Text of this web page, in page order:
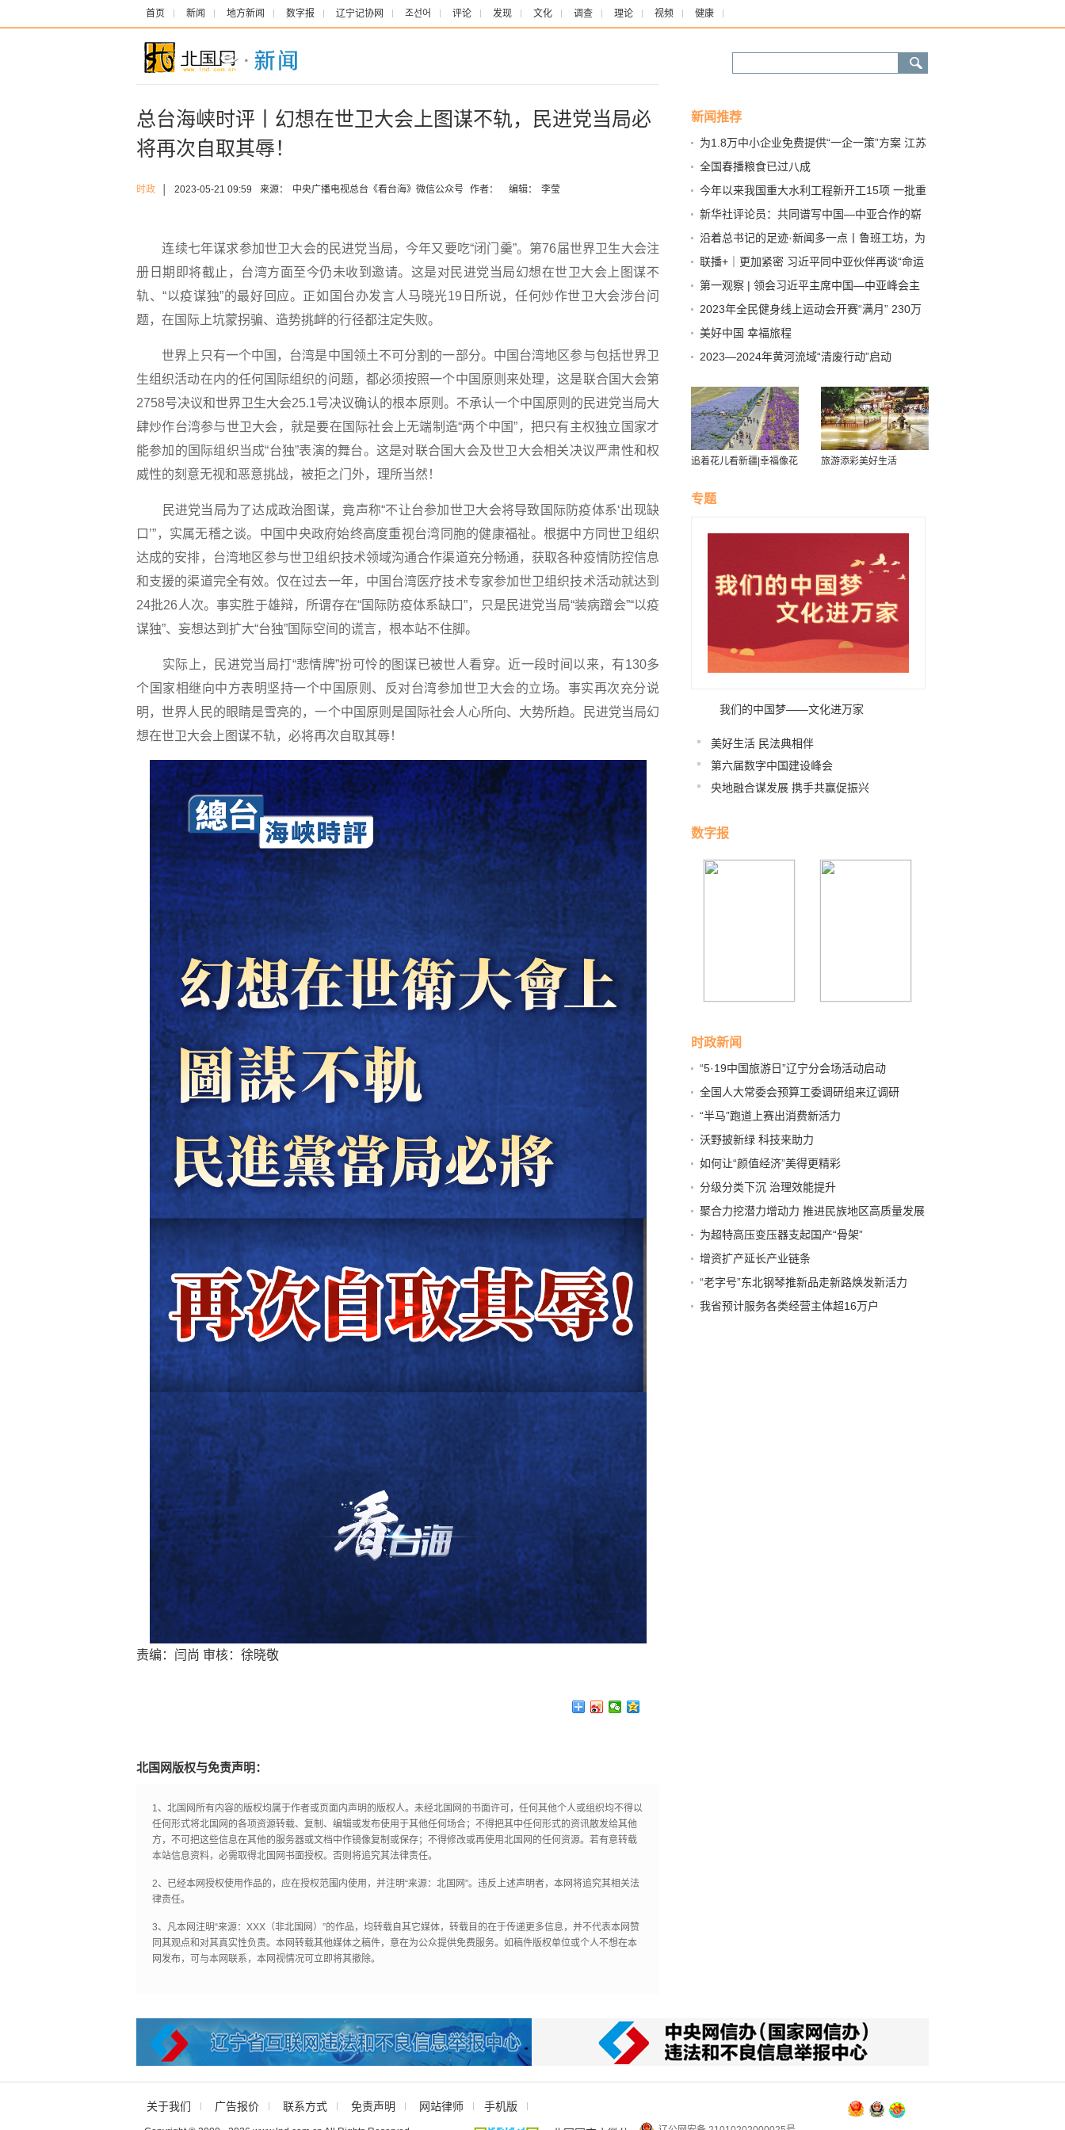
首页 新闻 地方新闻 数字报 辽宁记协网 조선어 评论 发现 文化 调查 理论 视频 健康
总台海峡时评丨幻想在世卫大会上图谋不轨，民进党当局必
将再次自取其辱！
时政 2023-05-21 09:59 来源： 中央广播电视总台《看台海》微信公众号 作者： 编辑： 李莹
连续七年谋求参加世卫大会的民进党当局，今年又要吃“闭门羹”。第76届世界卫生大会注
册日期即将截止，台湾方面至今仍未收到邀请。这是对民进党当局幻想在世卫大会上图谋不
轨、“以疫谋独”的最好回应。正如国台办发言人马晓光19日所说，任何炒作世卫大会涉台问
题，在国际上坑蒙拐骗、造势挑衅的行径都注定失败。
世界上只有一个中国，台湾是中国领土不可分割的一部分。中国台湾地区参与包括世界卫
生组织活动在内的任何国际组织的问题，都必须按照一个中国原则来处理，这是联合国大会第
2758号决议和世界卫生大会25.1号决议确认的根本原则。不承认一个中国原则的民进党当局大
肆炒作台湾参与世卫大会，就是要在国际社会上无端制造“两个中国”，把只有主权独立国家才
能参加的国际组织当成“台独”表演的舞台。这是对联合国大会及世卫大会相关决议严肃性和权
威性的刻意无视和恶意挑战，被拒之门外，理所当然！
民进党当局为了达成政治图谋，竟声称“不让台参加世卫大会将导致国际防疫体系‘出现缺
口’”，实属无稽之谈。中国中央政府始终高度重视台湾同胞的健康福祉。根据中方同世卫组织
达成的安排，台湾地区参与世卫组织技术领域沟通合作渠道充分畅通，获取各种疫情防控信息
和支援的渠道完全有效。仅在过去一年，中国台湾医疗技术专家参加世卫组织技术活动就达到
24批26人次。事实胜于雄辩，所谓存在“国际防疫体系缺口”，只是民进党当局“装病蹭会”“以疫
谋独”、妄想达到扩大“台独”国际空间的谎言，根本站不住脚。
实际上，民进党当局打“悲情牌”扮可怜的图谋已被世人看穿。近一段时间以来，有130多
个国家相继向中方表明坚持一个中国原则、反对台湾参加世卫大会的立场。事实再次充分说
明，世界人民的眼睛是雪亮的，一个中国原则是国际社会人心所向、大势所趋。民进党当局幻
想在世卫大会上图谋不轨，必将再次自取其辱！
责编：闫尚 审核：徐晓敬
北国网版权与免责声明：
1、北国网所有内容的版权均属于作者或页面内声明的版权人。未经北国网的书面许可，任何其他个人或组织均不得以
任何形式将北国网的各项资源转载、复制、编辑或发布使用于其他任何场合；不得把其中任何形式的资讯散发给其他
方，不可把这些信息在其他的服务器或文档中作镜像复制或保存；不得修改或再使用北国网的任何资源。若有意转载
本站信息资料，必需取得北国网书面授权。否则将追究其法律责任。
2、已经本网授权使用作品的，应在授权范围内使用，并注明“来源：北国网”。违反上述声明者，本网将追究其相关法
律责任。
3、凡本网注明“来源：XXX（非北国网）”的作品，均转载自其它媒体，转载目的在于传递更多信息，并不代表本网赞
同其观点和对其真实性负责。本网转载其他媒体之稿件，意在为公众提供免费服务。如稿件版权单位或个人不想在本
网发布，可与本网联系，本网视情况可立即将其撤除。
新闻推荐
为1.8万中小企业免费提供“一企一策”方案 江苏
这样深化“智改数转”→
全国春播粮食已过八成
今年以来我国重大水利工程新开工15项 一批重
大水利工程建设取得新进展
新华社评论员：共同谱写中国—中亚合作的崭
新篇章
沿着总书记的足迹·新闻多一点丨鲁班工坊，为
共同发展之梦插上翅膀
联播+｜更加紧密 习近平同中亚伙伴再谈“命运
共同体”
第一观察 | 领会习近平主席中国—中亚峰会主
旨讲话的深意
2023年全民健身线上运动会开赛“满月” 230万
人参赛
美好中国 幸福旅程
2023—2024年黄河流域“清废行动”启动
追着花儿看新疆|幸福像花
带动群众致富
旅游添彩美好生活
专题
我们的中国梦——文化进万家
美好生活 民法典相伴
第六届数字中国建设峰会
央地融合谋发展 携手共赢促振兴
数字报
时政新闻
“5·19中国旅游日”辽宁分会场活动启动
全国人大常委会预算工委调研组来辽调研
“半马”跑道上赛出消费新活力
沃野披新绿 科技来助力
如何让“颜值经济”美得更精彩
分级分类下沉 治理效能提升
聚合力挖潜力增动力 推进民族地区高质量发展
为超特高压变压器支起国产“骨架”
增资扩产延长产业链条
“老字号”东北钢琴推新品走新路焕发新活力
我省预计服务各类经营主体超16万户
关于我们 广告报价 联系方式 免责声明 网站律师 手机版